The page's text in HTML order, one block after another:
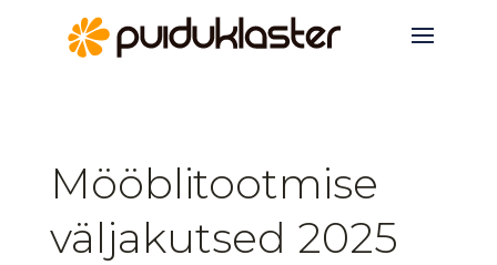
Mööblitootmise
väljakutsed 2025